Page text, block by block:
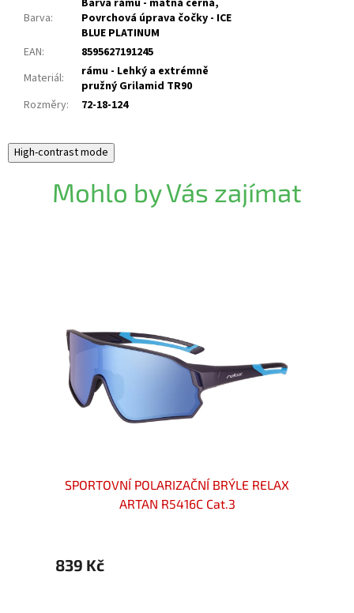
Barva:
Barva rámu - matná černá,
Povrchová úprava čočky - ICE
BLUE PLATINUM
EAN:
8595627191245
Materiál:
rámu - Lehký a extrémně
pružný Grilamid TR90
Rozměry: 72-18-124
High-contrast mode
Mohlo by Vás zajímat
SPORTOVNÍ POLARIZAČNÍ BRÝLE RELAX
ARTAN R5416C Cat.3
839 Kč